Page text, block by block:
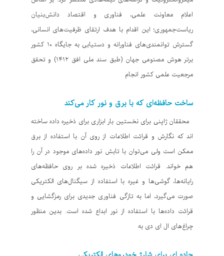
اعلام معاونت علمی، فناوری و اقتصاد دانش‌بنیان
ریاست‌جمهوری؛ این اقدام با هدف ارتقای ظرفیت‌های انسانی،
گسترش توانمندی‌های فناورانه و دستیابی به جایگاه ۱۰ کشور
برتر هوش مصنوعی جهان (طبق سند ملی افق ۱۴۱۲) و تحقق
مرجعیت علمی کشور انجام
ساخت حافظه‌ای که با برق و نور کار می‌کند
محققان ژاپنی برای نخستین بار ابزاری برای ذخیره داده ساخته
اند که نگارش و قرائت اطلاعات از روی آن با استفاده از برق
ممکن است ولی می‌توان با تابش نور داده‌های موجود در آن را
هم خواند. قرائت اطلاعات ذخیره شده بر روی حافظه‌های
رایانه‌ها، گوشی‌ها و غیره با استفاده از سیگنال‌های الکتریکی
صورت می‌گیرد، اما به تازگی فناوری جدیدی برای رمزگشایی و
قرائت داده‌ها با استفاده از نور ابداع شده است. بدین منظور
چراغ‌های ال ای دی به